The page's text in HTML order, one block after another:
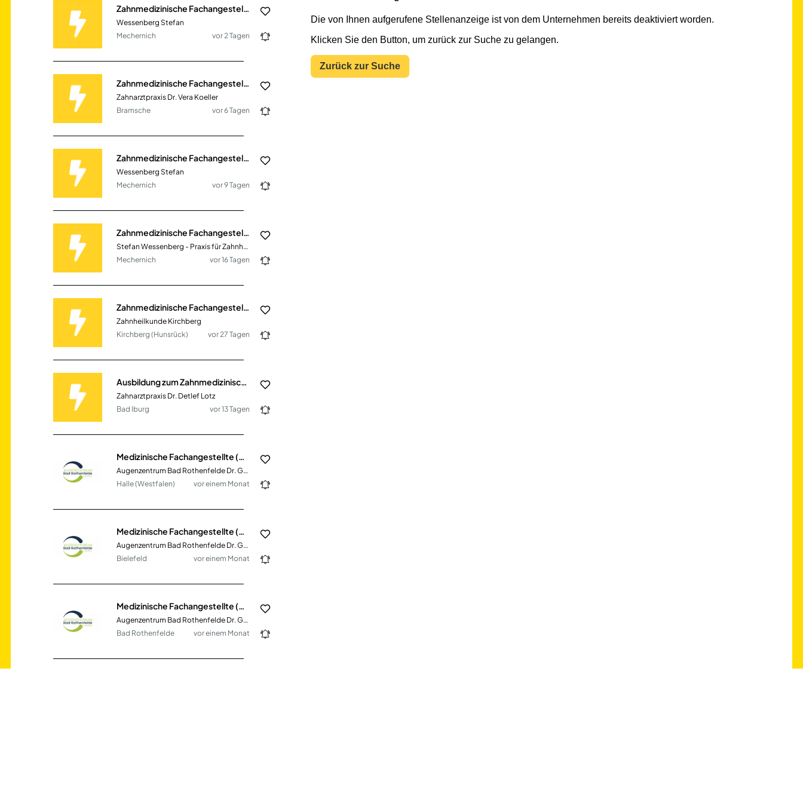
Zahnmedizinische Fachangestellte (ZFA) (m/w/d)
Wessenberg Stefan
Mechernich
vor 2 Tagen
Zahnmedizinische Fachangestellte / Zahnmedizinische Fachassistentin (m/w/d)
Zahnarztpraxis Dr. Vera Koeller
Bramsche
vor 6 Tagen
Zahnmedizinische Fachangestellte (ZFA)
Wessenberg Stefan
Mechernich
vor 9 Tagen
Zahnmedizinische Fachangestellte (ZFA) (m/w/d)
Stefan Wessenberg - Praxis für Zahnheilkunde
Mechernich
vor 16 Tagen
Zahnmedizinische Fachangestellte (ZFA) (m/w/d)
Zahnheilkunde Kirchberg
Kirchberg (Hunsrück)
vor 27 Tagen
Ausbildung zum Zahnmedizinischen Fachangestellten (m/w/d)
Zahnarztpraxis Dr. Detlef Lotz
Bad Iburg
vor 13 Tagen
Medizinische Fachangestellte (m/w/d) am Standort Halle zu sofort
Augenzentrum Bad Rothenfelde Dr. Gültekin eGbR
Halle (Westfalen)
vor einem Monat
Medizinische Fachangestellte (m/w/d) am Standort Bielefeld zu sofort
Augenzentrum Bad Rothenfelde Dr. Gültekin eGbR
Bielefeld
vor einem Monat
Medizinische Fachangestellte (m/w/d) am Standort Bad Rothenfelde zu sofort
Augenzentrum Bad Rothenfelde Dr. Gültekin eGbR
Bad Rothenfelde
vor einem Monat